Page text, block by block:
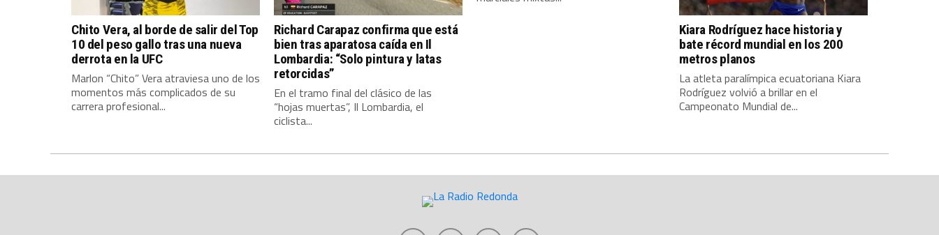
Chito Vera, al borde de salir del Top
10 del peso gallo tras una nueva
derrota en la UFC
Marlon “Chito” Vera atraviesa uno de los
momentos más complicados de su
carrera profesional...
Richard Carapaz confirma que está
bien tras aparatosa caída en Il
Lombardia: “Solo pintura y latas
retorcidas”
En el tramo final del clásico de las
“hojas muertas”, Il Lombardia, el
ciclista...
Kiara Rodríguez hace historia y
bate récord mundial en los 200
metros planos
La atleta paralímpica ecuatoriana Kiara
Rodríguez volvió a brillar en el
Campeonato Mundial de...